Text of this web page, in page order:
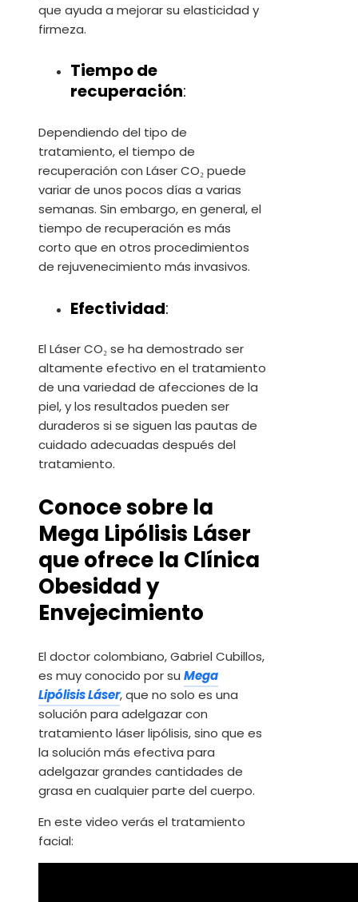
que ayuda a mejorar su elasticidad y
firmeza.
Tiempo de
recuperación:
Dependiendo del tipo de
tratamiento, el tiempo de
recuperación con Láser CO₂ puede
variar de unos pocos días a varias
semanas. Sin embargo, en general, el
tiempo de recuperación es más
corto que en otros procedimientos
de rejuvenecimiento más invasivos.
Efectividad:
El Láser CO₂ se ha demostrado ser
altamente efectivo en el tratamiento
de una variedad de afecciones de la
piel, y los resultados pueden ser
duraderos si se siguen las pautas de
cuidado adecuadas después del
tratamiento.
Conoce sobre la
Mega Lipólisis Láser
que ofrece la Clínica
Obesidad y
Envejecimiento
El doctor colombiano, Gabriel Cubillos,
es muy conocido por su Mega
Lipólisis Láser, que no solo es una
solución para adelgazar con
tratamiento láser lipólisis, sino que es
la solución más efectiva para
adelgazar grandes cantidades de
grasa en cualquier parte del cuerpo.
En este video verás el tratamiento
facial: